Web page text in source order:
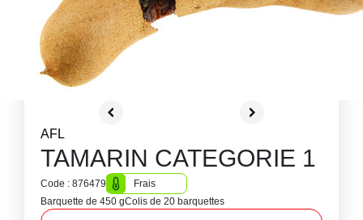
AFL
TAMARIN CATEGORIE 1
Code : 876479
Frais
Barquette de 450 gColis de 20 barquettes